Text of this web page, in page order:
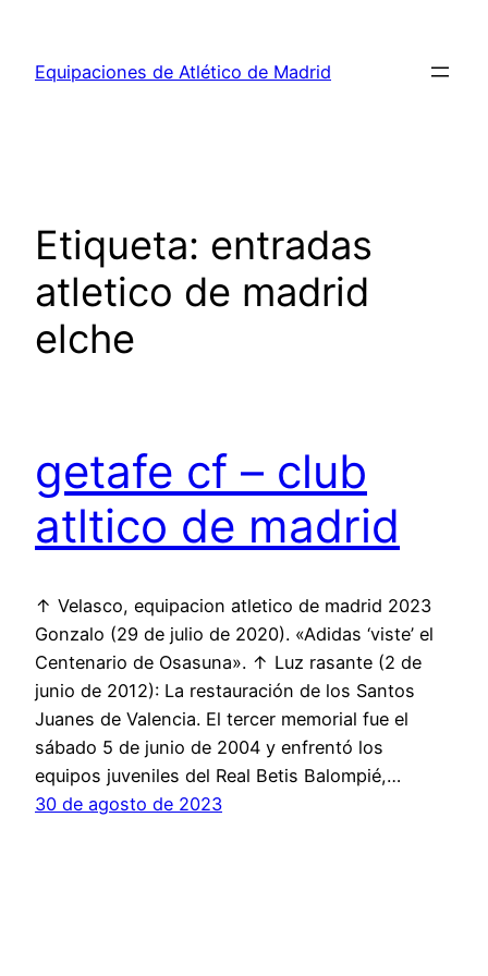
contenido
Equipaciones de Atlético de Madrid
Etiqueta: entradas
atletico de madrid
elche
getafe cf – club
atltico de madrid
↑ Velasco, equipacion atletico de madrid 2023
Gonzalo (29 de julio de 2020). «Adidas ‘viste’ el
Centenario de Osasuna». ↑ Luz rasante (2 de
junio de 2012): La restauración de los Santos
Juanes de Valencia. El tercer memorial fue el
sábado 5 de junio de 2004 y enfrentó los
equipos juveniles del Real Betis Balompié,…
30 de agosto de 2023